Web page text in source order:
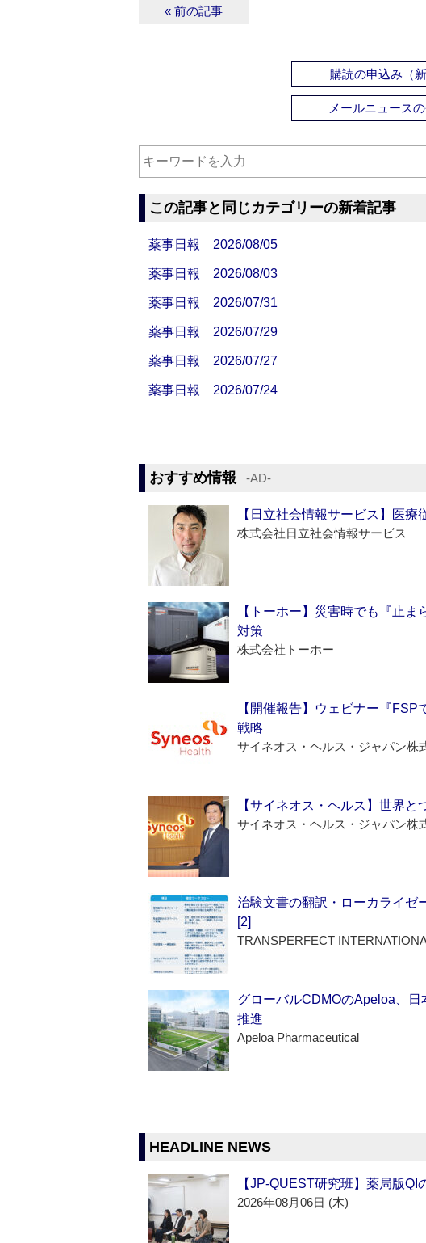
« 前の記事
購読の申込み（
メールニュース
この記事と同じカテゴリーの新着記事
薬事日報 2026/08/05
薬事日報 2026/08/03
薬事日報 2026/07/31
薬事日報 2026/07/29
薬事日報 2026/07/27
薬事日報 2026/07/24
おすすめ情報 ‐AD‐
【日立社会情報サービス】医
株式会社日立社会情報サービス
【トーホー】災害時でも『止
対策
株式会社トーホー
【開催報告】ウェビナー『
戦略
サイネオス・ヘルス・ジャパン株
【サイネオス・ヘルス】世界
サイネオス・ヘルス・ジャパン株
治験文書の翻訳・ローカライゼ
[2]
TRANSPERFECT
グローバルCDMOのApeloa、
推進
Apeloa Pharmaceutical
HEADLINE NEWS
【JP-QUEST研究班】薬局版QI
2026年08月06日 (木)